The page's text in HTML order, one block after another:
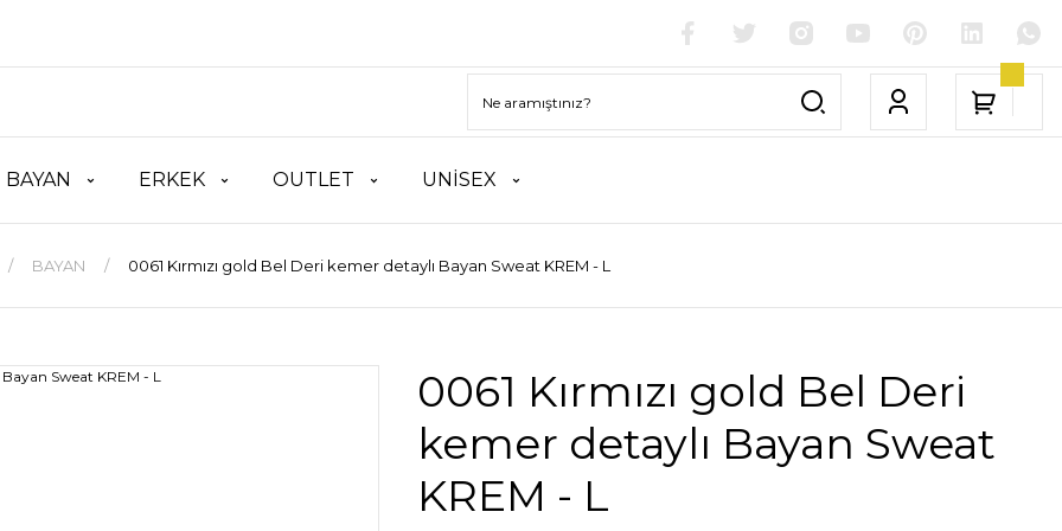
BAYAN ERKEK OUTLET UNİSEX
BAYAN 0061 Kırmızı gold Bel Deri kemer detaylı Bayan Sweat KREM - L
0061 Kırmızı gold Bel Deri
kemer detaylı Bayan Sweat
KREM - L